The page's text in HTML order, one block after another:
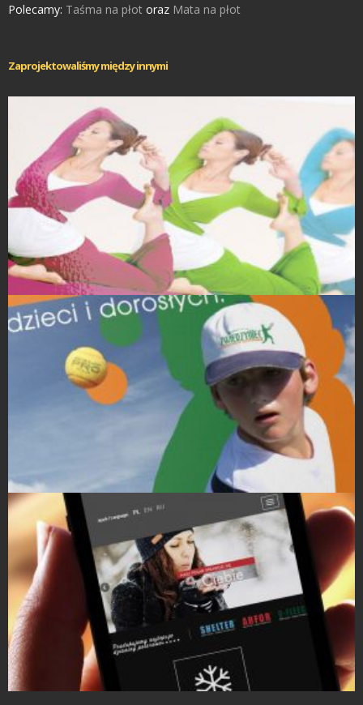
Polecamy: Taśma na płot oraz Mata na płot
Zaprojektowaliśmy między innymi
Projekty ulotek
Projekty ulotek